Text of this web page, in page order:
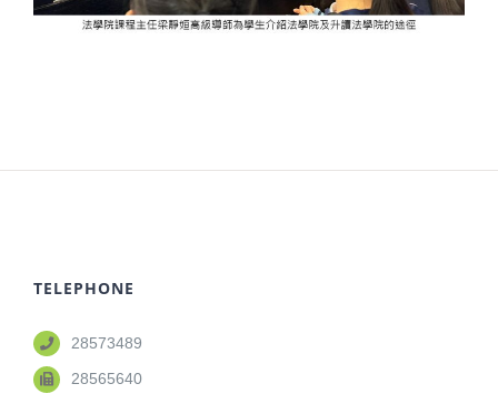
TELEPHONE
28573489
28565640